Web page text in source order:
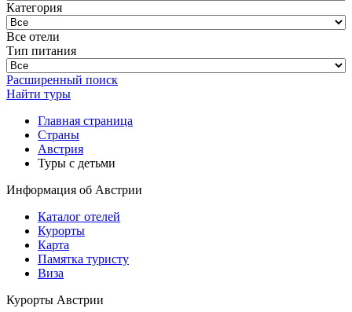
Категория
Все отели
Тип питания
Расширенный поиск
Найти туры
Главная страница
Cтраны
Австрия
Туры с детьми
Информация об Австрии
Каталог отелей
Курорты
Карта
Памятка туристу
Виза
Курорты Австрии